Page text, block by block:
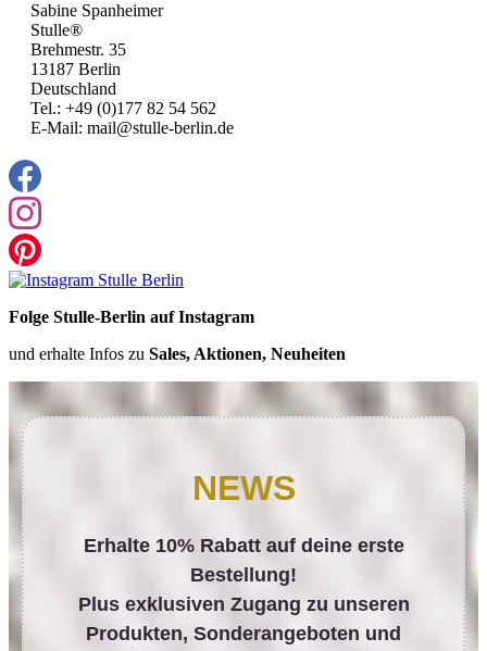
Sabine Spanheimer
Stulle®
Brehmestr. 35
13187 Berlin
Deutschland
Tel.: +49 (0)177 82 54 562
E-Mail: mail@stulle-berlin.de
Folge Stulle-Berlin auf Instagram
und erhalte Infos zu Sales, Aktionen, Neuheiten
NEWS
Erhalte 10% Rabatt auf deine erste
Bestellung!
Plus exklusiven Zugang zu unseren
Produkten, Sonderangeboten und